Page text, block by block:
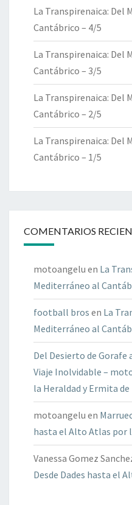
La Transpirenaica: Del
Cantábrico – 4/5
La Transpirenaica: Del
Cantábrico – 3/5
La Transpirenaica: Del
Cantábrico – 2/5
La Transpirenaica: Del
Cantábrico – 1/5
COMENTARIOS
motoangelu en La
Mediterráneo al
football bros en La
Mediterráneo al
Del Desierto de Gorafe
Viaje Inolvidable –
la Heraldad y Ermita de
motoangelu en
hasta el Alto Atlas por
Vanessa Gomez
Desde Dades hasta el